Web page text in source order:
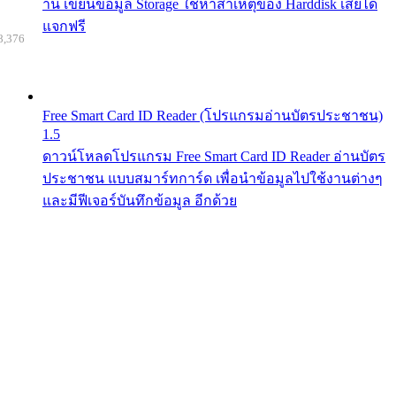
าน เขียนข้อมูล Storage ใช้หาสาเหตุของ Harddisk เสียได้
แจกฟรี
Free Smart Card ID Reader (โปรแกรมอ่านบัตรประชาชน)
1.5
ดาวน์โหลดโปรแกรม Free Smart Card ID Reader อ่านบัตร
ประชาชน แบบสมาร์ทการ์ด เพื่อนำข้อมูลไปใช้งานต่างๆ
และมีฟีเจอร์บันทึกข้อมูล อีกด้วย